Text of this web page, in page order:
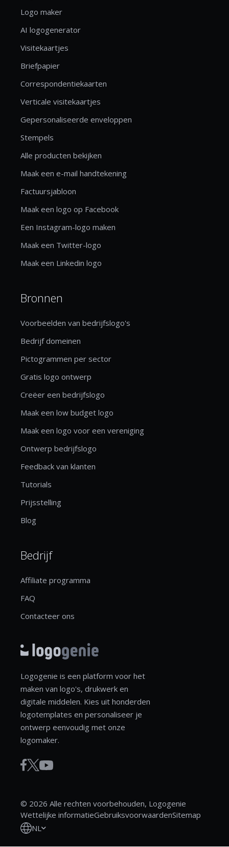
Logo maker
AI logogenerator
Visitekaartjes
Briefpapier
Correspondentiekaarten
Verticale visitekaartjes
Gepersonaliseerde enveloppen
Stempels
Alle producten bekijken
Maak een e-mail handtekening
Factuursjabloon
Maak een logo op Facebook
Een Instagram-logo maken
Maak een Twitter-logo
Maak een Linkedin logo
Bronnen
Voorbeelden van bedrijfslogo's
Bedrijf domeinen
Pictogrammen per sector
Gratis logo ontwerp
Creëer een bedrijfslogo
Maak een low budget logo
Maak een logo voor een vereniging
Ontwerp bedrijfslogo
Feedback van klanten
Tutorials
Prijsstelling
Blog
Bedrijf
Affiliate programma
FAQ
Contacteer ons
Logogenie is een platform voor het
maken van logo's, drukwerk en
digitale middelen. Kies uit honderden
logotemplates en personaliseer je
ontwerp eenvoudig met onze
logomaker.
© 2026 Alle rechten voorbehouden, Logogenie
Wettelijke informatieGebruiksvoorwaardenSitemap
NL